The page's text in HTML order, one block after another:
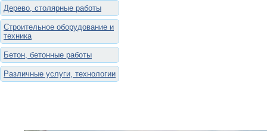
Дерево, столярные работы
Строительное оборудование и
техника
Бетон, бетонные работы
Различные услуги, технологии